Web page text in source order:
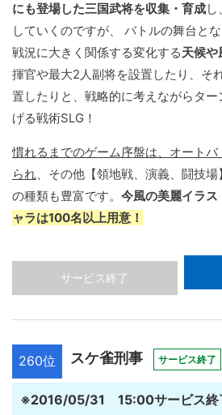
にも登場した三国武将を収集・育成
していくのですが、 バトルの舞台と
戦況に大きく関係する変化する天候や
揮官や最大2人副将を設置したり、そ
置したりと、戦略的に考えながらタ
げる戦術SLG！
慣れるまでのゲーム序盤は、オート
られ、その他【領地戦、演義、闘技
の種類も豊富です。 今風の美麗イラス
ャラは100名以上用意！
サービス終了
260位 スケ雀刑事 サービス終了
※2016/05/31 15:00サービス終